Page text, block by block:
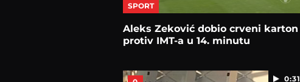
SPORT
Aleks Zeković dobio crveni karton
protiv IMT-a u 14. minutu
0:31